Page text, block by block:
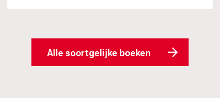
Alle soortgelijke boeken